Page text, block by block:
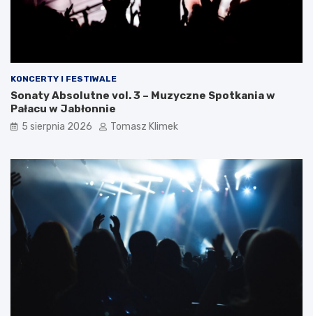
KONCERTY I FESTIWALE
Sonaty Absolutne vol. 3 – Muzyczne Spotkania w
Pałacu w Jabłonnie
5 sierpnia 2026 Tomasz Klimek